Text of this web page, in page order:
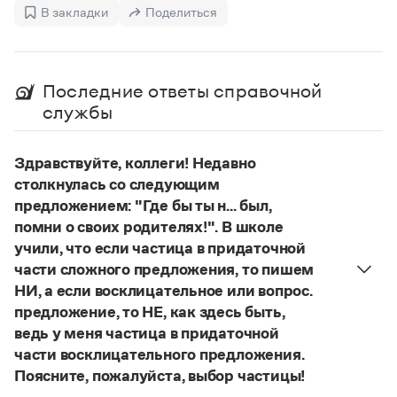
Словари русского языка как государственного
Справочники
Правила русской орфографии и пунктуации
для школьников
Письмовник
Справочник по пунктуации
Словарь-справочник трудностей
Справочник по фразеологии
Азбучные истины
Словарь-справочник непростые слова
Все справочники портала
Журнал
Новости и события
В закладки Поделиться
Последние ответы справочной
службы
Здравствуйте, коллеги! Недавно
столкнулась со следующим
предложением: "Где бы ты н... был,
помни о своих родителях!". В школе
учили, что если частица в придаточной
части сложного предложения, то пишем
НИ, а если восклицательное или вопрос.
предложение, то НЕ, как здесь быть,
ведь у меня частица в придаточной
части восклицательного предложения.
Поясните, пожалуйста, выбор частицы!